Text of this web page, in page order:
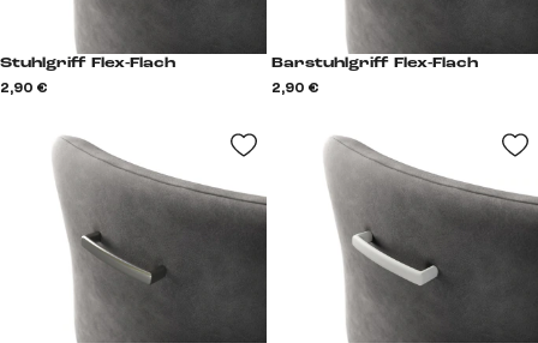
Stuhlgriff Flex-Flach
2,90 €
Barstuhlgriff Flex-Flach
2,90 €